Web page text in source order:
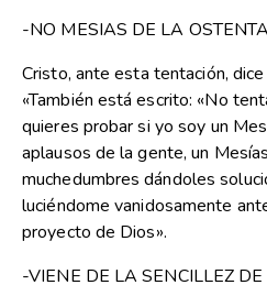
-NO MESIAS DE LA
Cristo, ante esta tentación,
«También está escrito: «No
quieres probar si yo soy un
aplausos de la gente, un
muchedumbres dándoles
luciéndome vanidosamente
proyecto de Dios».
-VIENE DE LA SENCILLEZ